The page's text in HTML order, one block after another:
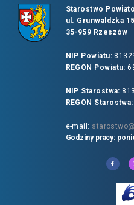
Starostwo
ul. Grunwaldzka 15
35-959 Rzeszów
NIP Powiatu:
REGON Powiatu:
NIP Starostwa:
REGON Starostwa:
e-mail:
Godziny pracy: